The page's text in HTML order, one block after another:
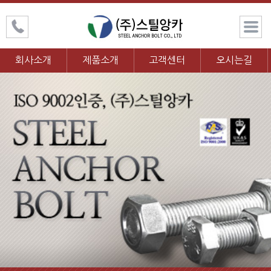
회사소개 제품소개 고객센터 오시는길